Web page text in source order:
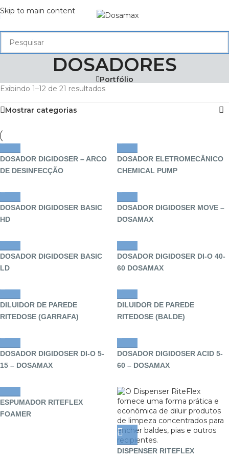
Skip to main content
DOSADORES
Portfólio
Exibindo 1–12 de 21 resultados
Mostrar categorias
DOSADOR DIGIDOSER – ARCO
DE DESINFECÇÃO
DOSADOR ELETROMECÂNICO
CHEMICAL PUMP
DOSADOR DIGIDOSER BASIC
HD
DOSADOR DIGIDOSER MOVE –
DOSAMAX
DOSADOR DIGIDOSER BASIC
LD
DOSADOR DIGIDOSER DI-O 40-
60 DOSAMAX
DILUIDOR DE PAREDE
RITEDOSE (GARRAFA)
DILUIDOR DE PAREDE
RITEDOSE (BALDE)
DOSADOR DIGIDOSER DI-O 5-
15 – DOSAMAX
DOSADOR DIGIDOSER ACID 5-
60 – DOSAMAX
ESPUMADOR RITEFLEX
FOAMER
DISPENSER RITEFLEX